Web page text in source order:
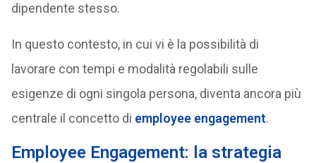
dipendente stesso.
In questo contesto, in cui vi è la possibilità di
lavorare con tempi e modalità regolabili sulle
esigenze di ogni singola persona, diventa ancora più
centrale il concetto di employee engagement.
Employee Engagement: la strategia